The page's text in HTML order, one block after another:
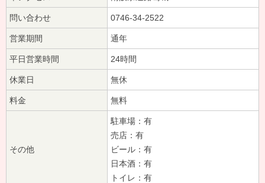
問い合わせ 0746-34-2522
営業期間 通年
平日営業時間 24時間
休業日 無休
料金 無料
その他
駐車場：有
売店：有
ビール：有
日本酒：有
トイレ：有